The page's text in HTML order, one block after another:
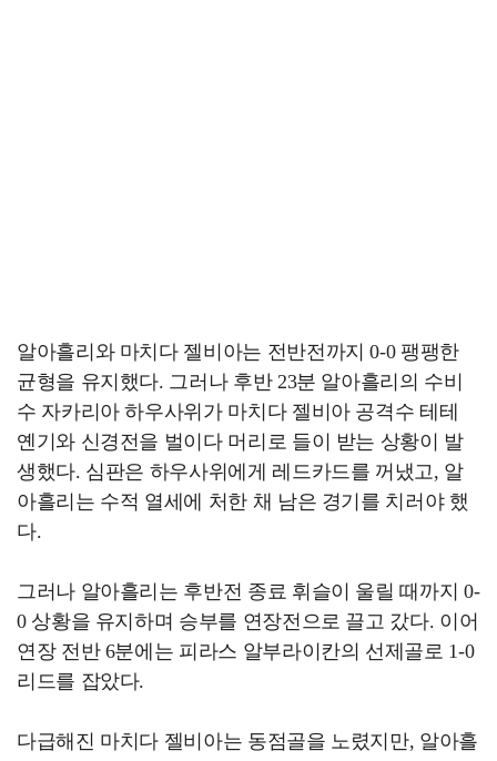
알아흘리와 마치다 젤비아는 전반전까지 0-0 팽팽한
균형을 유지했다. 그러나 후반 23분 알아흘리의 수비
수 자카리아 하우사위가 마치다 젤비아 공격수 테테
옌기와 신경전을 벌이다 머리로 들이 받는 상황이 발
생했다. 심판은 하우사위에게 레드카드를 꺼냈고, 알
아흘리는 수적 열세에 처한 채 남은 경기를 치러야 했
다.
그러나 알아흘리는 후반전 종료 휘슬이 울릴 때까지 0-
0 상황을 유지하며 승부를 연장전으로 끌고 갔다. 이어
연장 전반 6분에는 피라스 알부라이칸의 선제골로 1-0
리드를 잡았다.
다급해진 마치다 젤비아는 동점골을 노렸지만, 알아흘